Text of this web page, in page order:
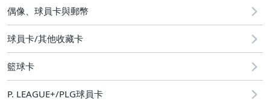
偶像、球員卡與郵幣
偶像、球員卡與郵幣
球員卡/其他收藏卡
籃球卡
P. LEAGUE+/PLG球員卡